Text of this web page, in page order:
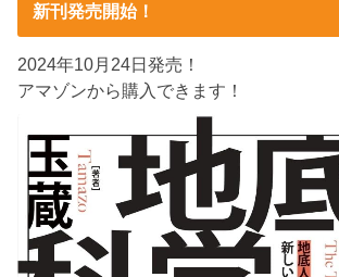
新刊発売開始！
2024年10月24日発売！
アマゾンから購入できます！